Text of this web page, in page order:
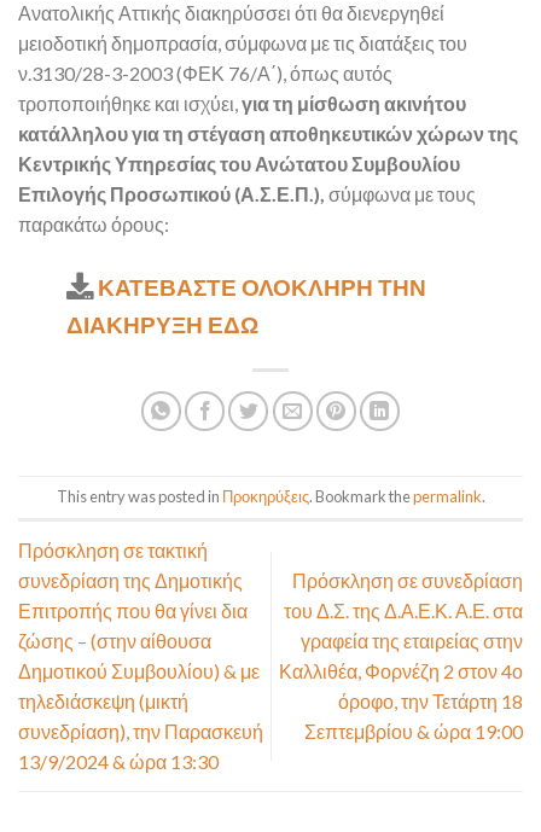
Ανατολικής Αττικής διακηρύσσει ότι θα διενεργηθεί
μειοδοτική δημοπρασία, σύμφωνα με τις διατάξεις του
ν.3130/28-3-2003 (ΦΕΚ 76/Α΄), όπως αυτός
τροποποιήθηκε και ισχύει,για τη μίσθωση ακινήτου
κατάλληλου για τη στέγαση αποθηκευτικών χώρων της
Κεντρικής Υπηρεσίας του Ανώτατου Συμβουλίου
Επιλογής Προσωπικού (Α.Σ.Ε.Π.), σύμφωνα με τους
παρακάτω όρους:
ΚΑΤΕΒΑΣΤΕ ΟΛΟΚΛΗΡΗ ΤΗΝ
ΔΙΑΚΗΡΥΞΗ ΕΔΩ
This entry was posted in Προκηρύξεις. Bookmark thepermalink.
Πρόσκληση σε τακτική
συνεδρίαση της Δημοτικής
Επιτροπής που θα γίνει δια
ζώσης – (στην αίθουσα
Δημοτικού Συμβουλίου) & με
τηλεδιάσκεψη (μικτή
συνεδρίαση), την Παρασκευή
13/9/2024 & ώρα 13:30
Πρόσκληση σε συνεδρίαση
του Δ.Σ. της Δ.Α.Ε.Κ. Α.Ε. στα
γραφεία της εταιρείας στην
Καλλιθέα, Φορνέζη 2 στον 4ο
όροφο, την Τετάρτη 18
Σεπτεμβρίου & ώρα 19:00